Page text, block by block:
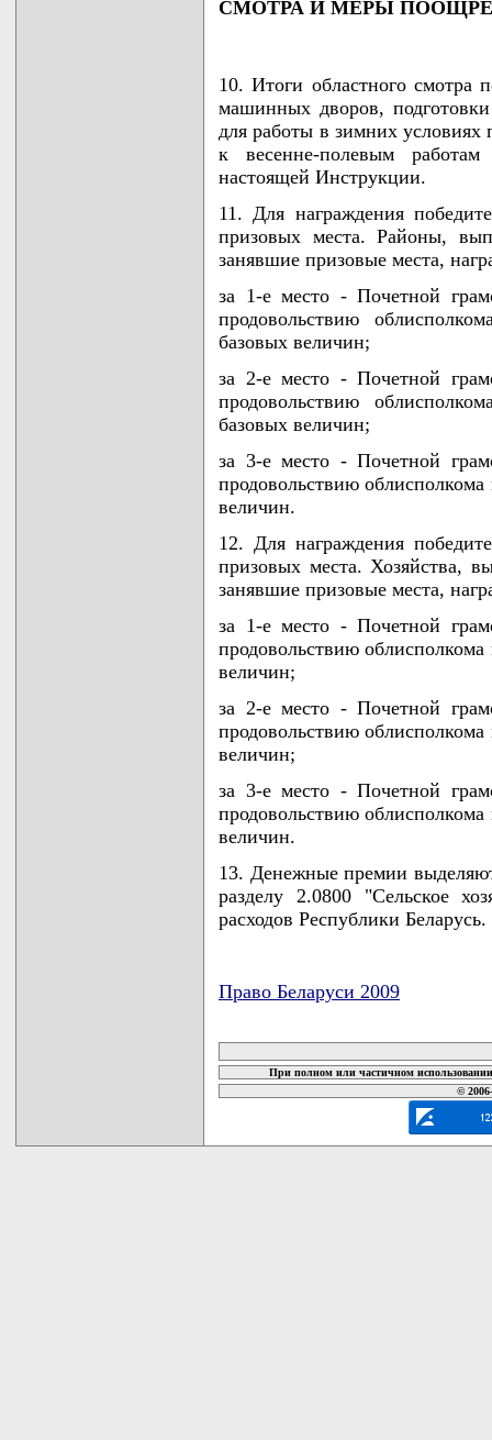
СМОТРА И МЕРЫ
10. Итоги областного смотра
машинных дворов,
для работы в зимних условиях
к весенне-полевым
настоящей Инструкции.
11. Для награждения
призовых места. Районы,
занявшие призовые места,
за 1-е место - Почетной
продовольствию
базовых величин;
за 2-е место - Почетной
продовольствию
базовых величин;
за 3-е место - Почетной
продовольствию
величин.
12. Для награждения
призовых места. Хозяйства,
занявшие призовые места,
за 1-е место - Почетной
продовольствию
величин;
за 2-е место - Почетной
продовольствию
величин;
за 3-е место - Почетной
продовольствию
величин.
13. Денежные премии
разделу 2.0800 "Сельское
расходов Республики Беларусь.
Право Беларуси 2009
При полном или частичном
©